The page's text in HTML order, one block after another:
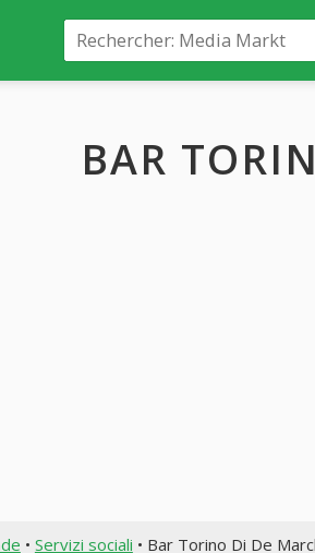
BAR
• Servizi sociali • Bar Torino Di De